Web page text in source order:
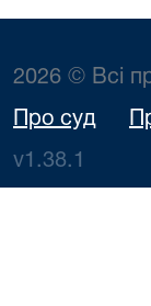
2026 © Всі
Про суд
v1.38.1